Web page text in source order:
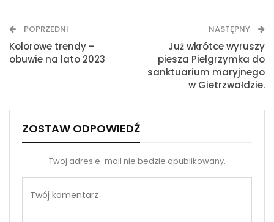
POPRZEDNI
Kolorowe trendy –
obuwie na lato 2023
NASTĘPNY
Już wkrótce wyruszy
piesza Pielgrzymka do
sanktuarium maryjnego
w Gietrzwałdzie.
ZOSTAW ODPOWIEDŹ
Twoj adres e-mail nie bedzie opublikowany.